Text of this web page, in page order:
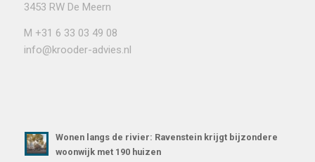
3453 RW De Meern
M +31 6 33 03 49 08
info@krooder-advies.nl
Wonen langs de rivier: Ravenstein krijgt bijzondere
woonwijk met 190 huizen